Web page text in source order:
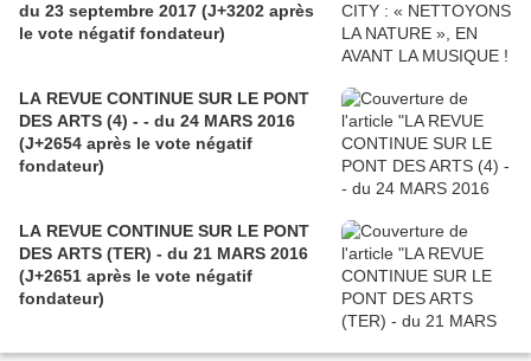
du 23 septembre 2017 (J+3202 après
le vote négatif fondateur)
LA REVUE CONTINUE SUR LE PONT
DES ARTS (4) - - du 24 MARS 2016
(J+2654 après le vote négatif
fondateur)
LA REVUE CONTINUE SUR LE PONT
DES ARTS (TER) - du 21 MARS 2016
(J+2651 après le vote négatif
fondateur)